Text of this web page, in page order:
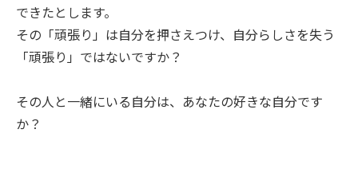
できたとします。
その「頑張り」は自分を押さえつけ、自分らしさを失う
「頑張り」ではないですか？
その人と一緒にいる自分は、あなたの好きな自分です
か？